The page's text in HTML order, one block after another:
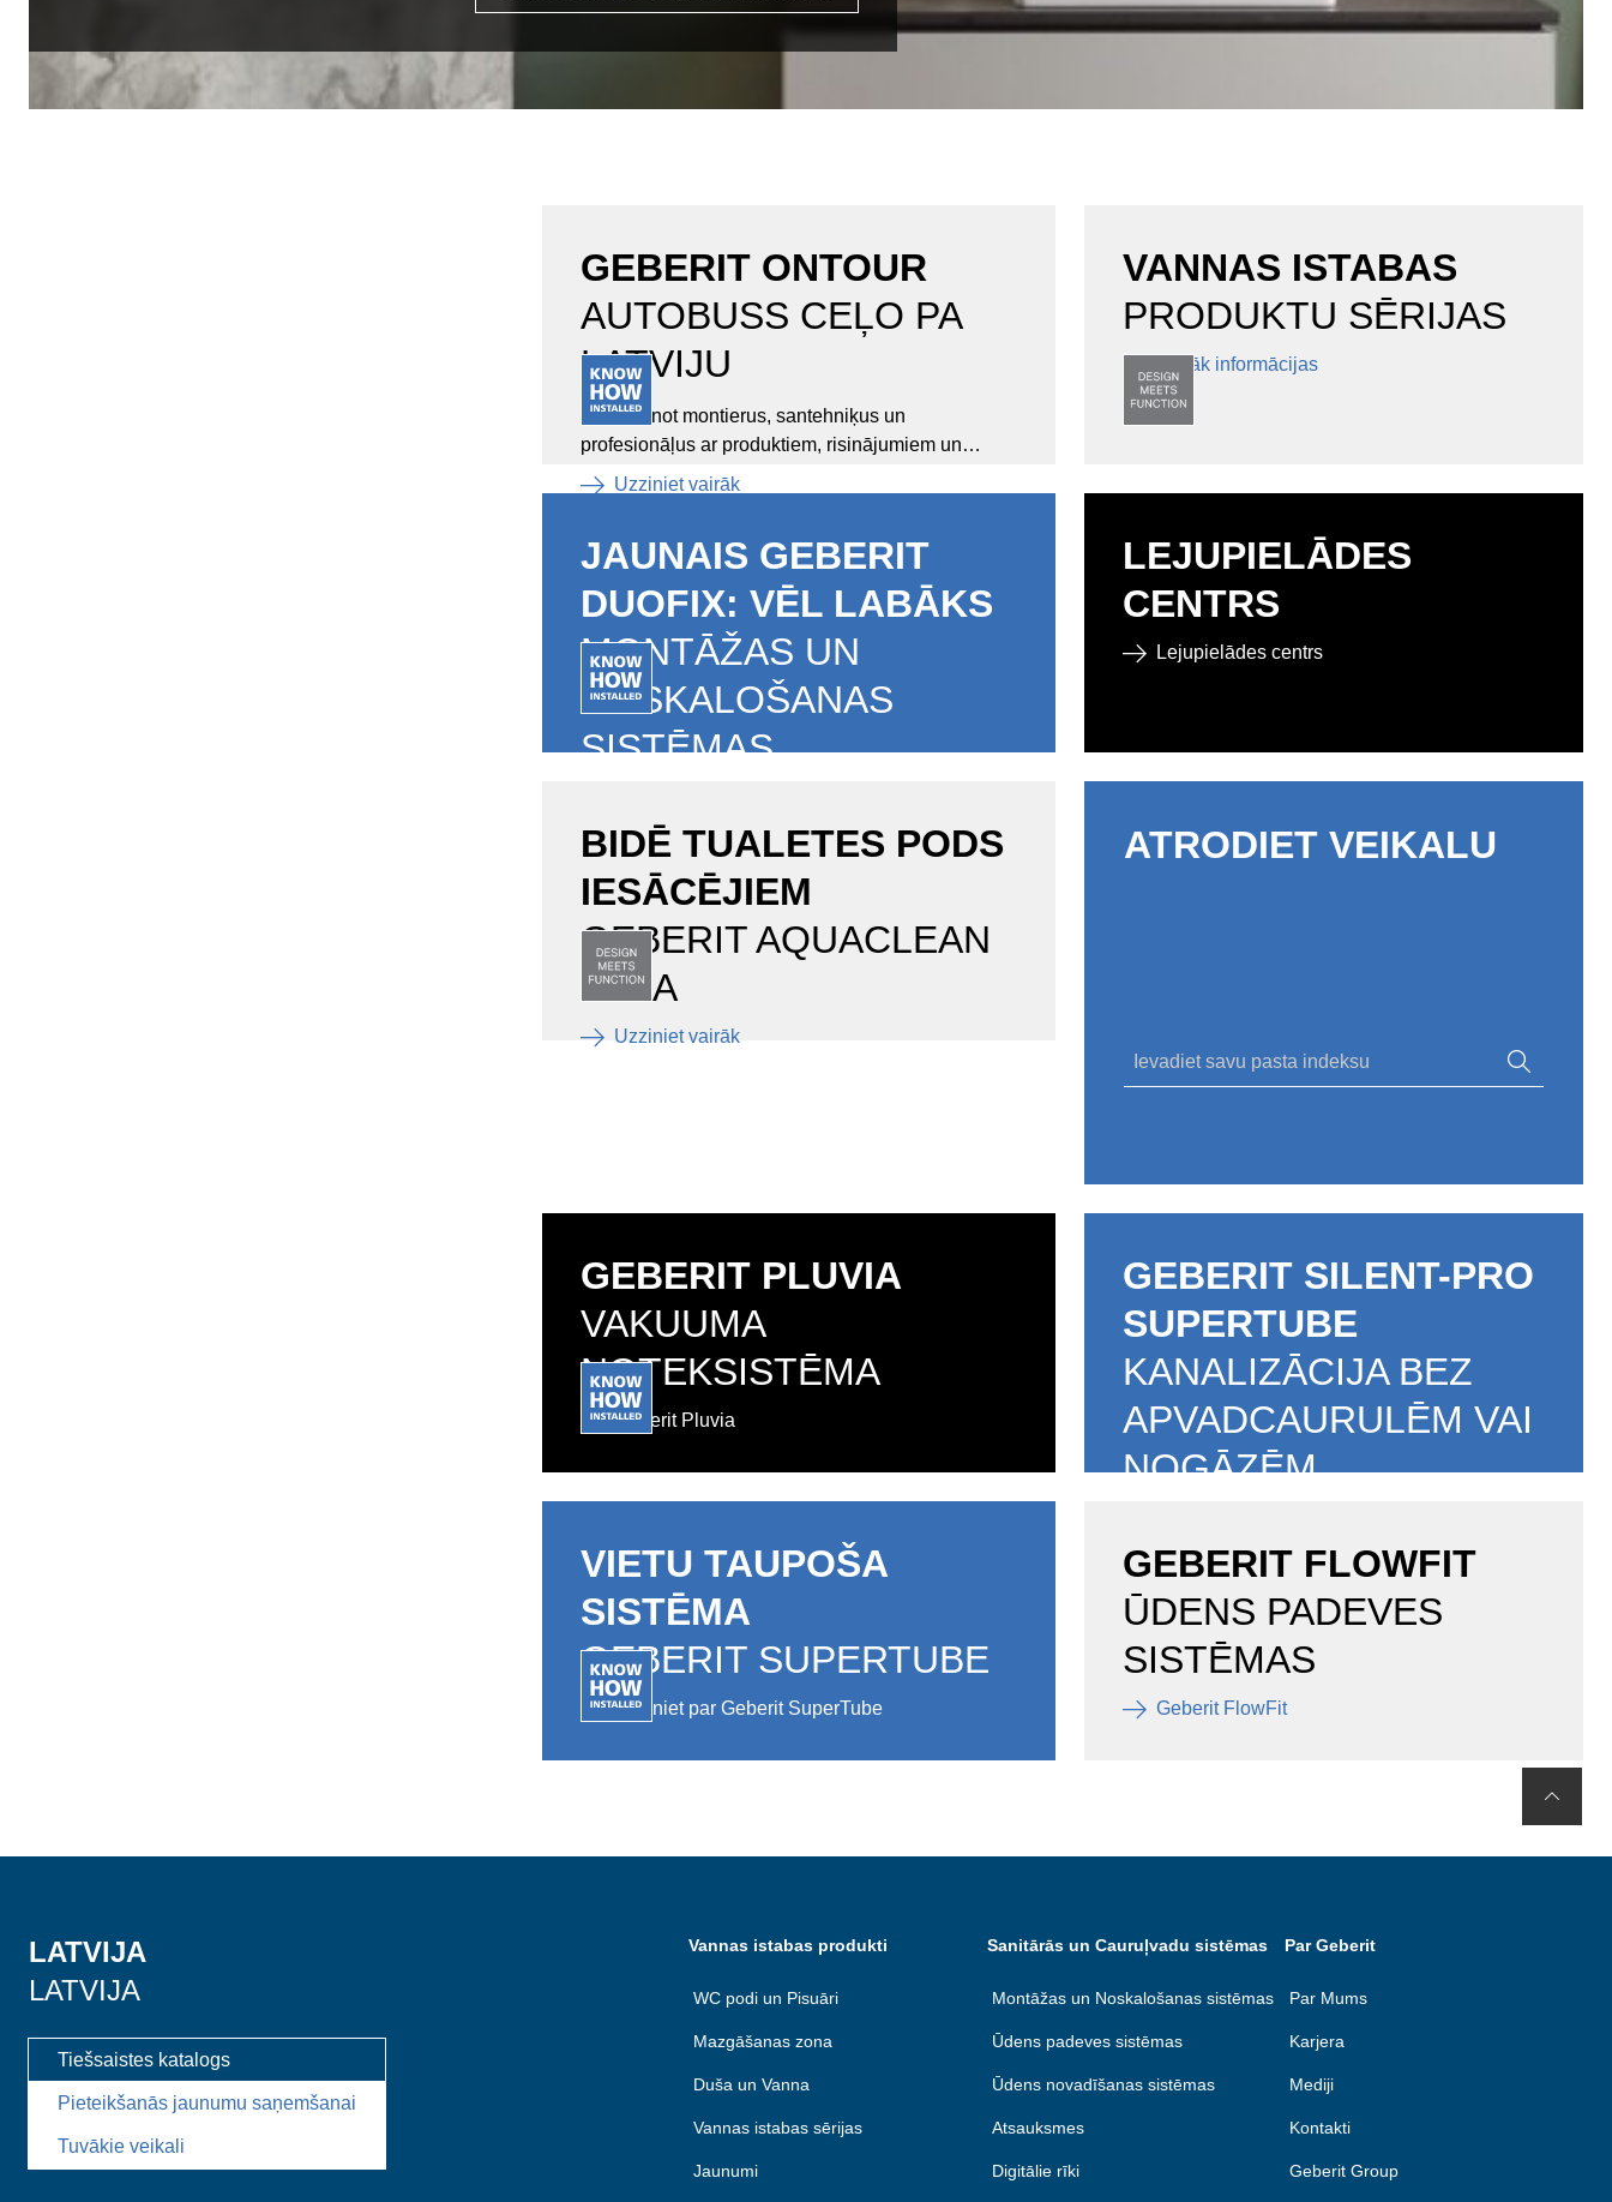
GEBERIT ONTOUR
AUTOBUSS CEĻO PA
LATVIJU
iepazīstinot montierus, santehniķus un
profesionāļus ar produktiem, risinājumiem un
jaunumiem.
Uzziniet vairāk
VANNAS ISTABAS
PRODUKTU SĒRIJAS
Vairāk informācijas
JAUNAIS GEBERIT
DUOFIX: VĒL LABĀKS
MONTĀŽAS UN
NOSKALOŠANAS
SISTĒMAS
LEJUPIELĀDES
CENTRS
Lejupielādes centrs
BIDĒ TUALETES PODS
IESĀCĒJIEM
GEBERIT AQUACLEAN
ALBA
Uzziniet vairāk
ATRODIET VEIKALU
GEBERIT PLUVIA
VAKUUMA
NOTEKSISTĒMA
Geberit Pluvia
GEBERIT SILENT-PRO
SUPERTUBE
KANALIZĀCIJA BEZ
APVADCAURULĒM VAI
NOGĀZĒM
VIETU TAUPOŠA
SISTĒMA
GEBERIT SUPERTUBE
Uzziniet par Geberit SuperTube
GEBERIT FLOWFIT
ŪDENS PADEVES
SISTĒMAS
Geberit FlowFit
LATVIJA
LATVIJA
Tiešsaistes katalogs
Pieteikšanās jaunumu saņemšanai
Tuvākie veikali
Vannas istabas produkti
WC podi un Pisuāri
Mazgāšanas zona
Duša un Vanna
Vannas istabas sērijas
Jaunumi
Sanitārās un Cauruļvadu sistēmas
Montāžas un Noskalošanas sistēmas
Ūdens padeves sistēmas
Ūdens novadīšanas sistēmas
Atsauksmes
Digitālie rīki
Par Geberit
Par Mums
Karjera
Mediji
Kontakti
Geberit Group